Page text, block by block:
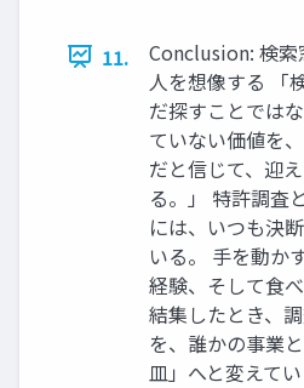
11.
Conclusion: 検索
人を想像する 「
だ探すことでは
ていない価値を
だと信じて、迎
る。」 特許調査
には、いつも決
いる。 手を動か
経験、そして食
結集したとき、
を、誰かの事業
皿」へと変えてい